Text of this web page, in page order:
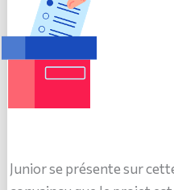
Junior se présente sur